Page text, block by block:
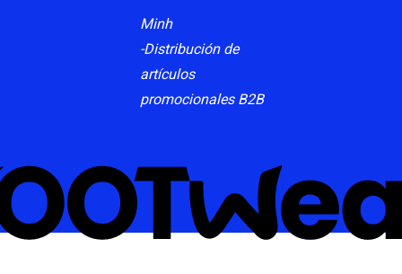
Minh
-Distribución de
artículos
promocionales B2B